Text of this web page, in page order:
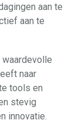
aan te
aan te
waardevolle
naar
tools en
stevig
innovatie.